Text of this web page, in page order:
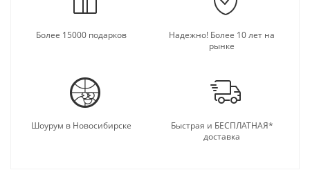
Более 15000 подарков
Надежно! Более 10 лет на
рынке
Шоурум в Новосибирске
Быстрая и БЕСПЛАТНАЯ*
доставка